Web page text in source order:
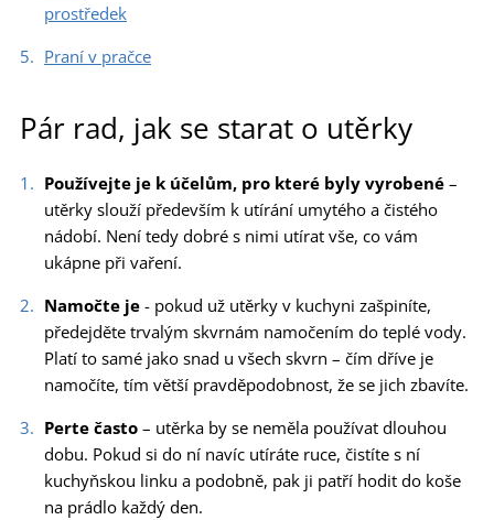
prostředek
Praní v pračce
Pár rad, jak se starat o utěrky
Používejte je k účelům, pro které byly vyrobené –
utěrky slouží především k utírání umytého a čistého
nádobí. Není tedy dobré s nimi utírat vše, co vám
ukápne při vaření.
Namočte je - pokud už utěrky v kuchyni zašpiníte,
předejděte trvalým skvrnám namočením do teplé vody.
Platí to samé jako snad u všech skvrn – čím dříve je
namočíte, tím větší pravděpodobnost, že se jich zbavíte.
Perte často – utěrka by se neměla používat dlouhou
dobu. Pokud si do ní navíc utíráte ruce, čistíte s ní
kuchyňskou linku a podobně, pak ji patří hodit do koše
na prádlo každý den.